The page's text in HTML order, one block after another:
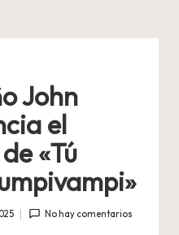
John
el
«Tú
No hay comentarios